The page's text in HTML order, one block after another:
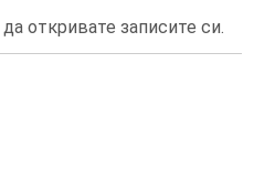
да откривате записите си.